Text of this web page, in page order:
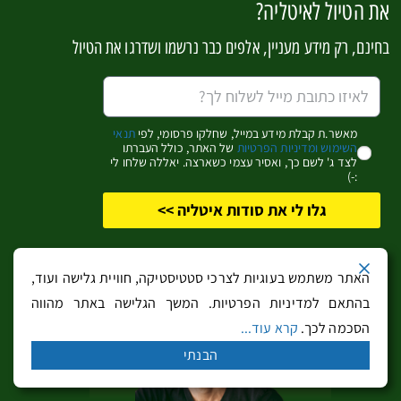
לגשומים במיוחד.
בחוף האדריאטי הסתיו אינו גשום באופן חריג (אבל בהחלט
בונציה. דרומה משם, בפוליה, הסתיו היא עונה נהדרת לטיול
בערים היפות כגון אלברובלו, מאטרה, לצ'ה וערי החוף
האחרות.
פנינות התיירות האיטלקיות כגון פירנצה, רומא ונאפולי
יכולות להיות גשומות וכדאי מאוד להסתובב בהן עם מטריה.
בשל כמות המוזיאונים הגדולה והחללים הסגורים במגוון
לחלל המוזיאון או האטרקציה עד שהממטרים מפסיקים.
החבלים הצפוניים לצל גשם האלפים כגון פיימונטה
ולומברדיה, גם הם נהנים ממזג אוויר יחסית מתון (גשום
וקריר אבל לא חריג כמו ברומא), כך שבהחלט אפשר לטייל
בכייף בסתיו במילאנו, טורינו ואפילו בואל ד'אוסטה שם כבר
האתר משתמש בעוגיות לצרכי סטטיסטיקה, חוויית גלישה ועוד,
בהתאם למדיניות הפרטיות. המשך הגלישה באתר מהווה
הסכמה לכך. קרא עוד...
הבנתי
את הטיול לאיטליה?
בחינם, רק מידע מעניין, אלפים כבר נרשמו ושדרגו את הטיול
מאשר.ת קבלת מידע במייל, שחלקו פרסומי, לפיתנאי
השימוש ומדיניות הפרטיות של האתר, כולל העברתו
לצד ג' לשם כך, ואסיר עצמי כשארצה. יאללה שלחו לי
:-)
גלו לי את סודות איטליה >>